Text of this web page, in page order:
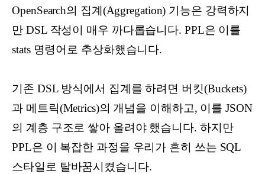
OpenSearch의 집계(Aggregation) 기능은 강력하지
만 DSL 작성이 매우 까다롭습니다. PPL은 이를
stats 명령어로 추상화했습니다.
기존 DSL 방식에서 집계를 하려면 버킷(Buckets)
과 메트릭(Metrics)의 개념을 이해하고, 이를 JSON
의 계층 구조로 쌓아 올려야 했습니다. 하지만
PPL은 이 복잡한 과정을 우리가 흔히 쓰는 SQL
스타일로 탈바꿈시켰습니다.